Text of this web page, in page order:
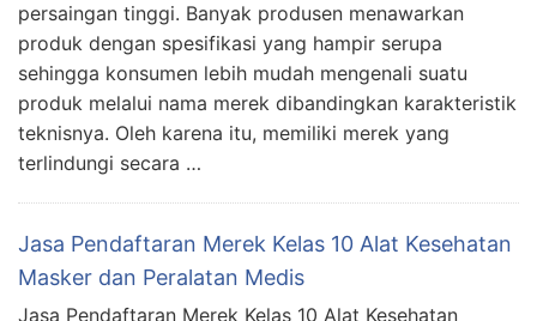
persaingan tinggi. Banyak produsen menawarkan
produk dengan spesifikasi yang hampir serupa
sehingga konsumen lebih mudah mengenali suatu
produk melalui nama merek dibandingkan karakteristik
teknisnya. Oleh karena itu, memiliki merek yang
terlindungi secara …
Jasa Pendaftaran Merek Kelas 10 Alat Kesehatan
Masker dan Peralatan Medis
Jasa Pendaftaran Merek Kelas 10 Alat Kesehatan